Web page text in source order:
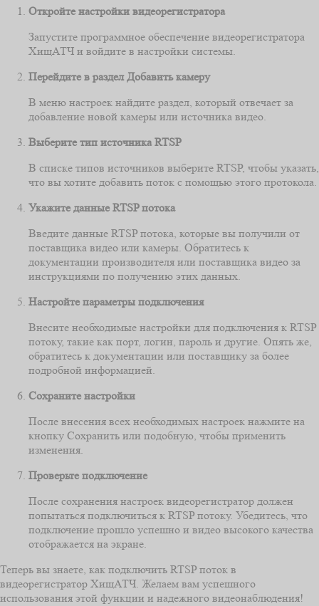
Откройте настройки видеорегистратора
Запустите программное обеспечение видеорегистратора
ХищАТЧ и войдите в настройки системы.
Перейдите в раздел Добавить камеру
В меню настроек найдите раздел, который отвечает за
добавление новой камеры или источника видео.
Выберите тип источника RTSP
В списке типов источников выберите RTSP, чтобы указать,
что вы хотите добавить поток с помощью этого протокола.
Укажите данные RTSP потока
Введите данные RTSP потока, которые вы получили от
поставщика видео или камеры. Обратитесь к
документации производителя или поставщика видео за
инструкциями по получению этих данных.
Настройте параметры подключения
Внесите необходимые настройки для подключения к RTSP
потоку, такие как порт, логин, пароль и другие. Опять же,
обратитесь к документации или поставщику за более
подробной информацией.
Сохраните настройки
После внесения всех необходимых настроек нажмите на
кнопку Сохранить или подобную, чтобы применить
изменения.
Проверьте подключение
После сохранения настроек видеорегистратор должен
попытаться подключиться к RTSP потоку. Убедитесь, что
подключение прошло успешно и видео высокого качества
отображается на экране.
Теперь вы знаете, как подключить RTSP поток в
видеорегистратор ХищАТЧ. Желаем вам успешного
использования этой функции и надежного видеонаблюдения!